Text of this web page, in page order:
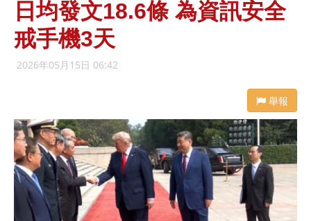
日均發文18.6條 為資訊安全
戒手機3天
2026年05月15日 06:42
舉報